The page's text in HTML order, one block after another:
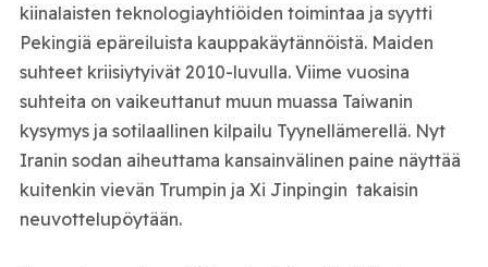
kiinalaisten teknologiayhtiöiden toimintaa ja syytti
Pekingiä epäreiluista kauppakäytännöistä. Maiden
suhteet kriisiytyivät 2010-luvulla. Viime vuosina
suhteita on vaikeuttanut muun muassa Taiwanin
kysymys ja sotilaallinen kilpailu Tyynellämerellä. Nyt
Iranin sodan aiheuttama kansainvälinen paine näyttää
kuitenkin vievän Trumpin ja Xi Jinpingin takaisin
neuvottelupöytään.